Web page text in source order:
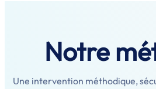
Notre
Une intervention méthodique,